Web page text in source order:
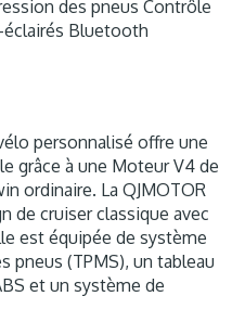
des pneus Contrôle
Bluetooth
personnalisé offre une
grâce à une Moteur V4 de
ordinaire. La QJMOTOR
de cruiser classique avec
est équipée de système
pneus (TPMS), un tableau
et un système de